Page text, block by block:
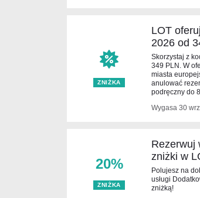
ZNIŻKA
LOT
2026 od
Skorzystaj z
349 PLN. W
miasta
anulować
podręczny do
Wygasa 30
20%
ZNIŻKA
Rezerwuj
zniżki w
Polujesz na
usługi
zniżką!